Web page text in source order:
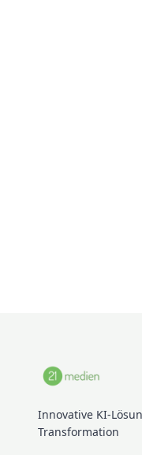
Innovative KI-
Transformation